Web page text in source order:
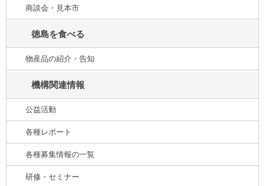
商談会・見本市
徳島を食べる
物産品の紹介・告知
機構関連情報
公益活動
各種レポート
各種募集情報の一覧
研修・セミナー